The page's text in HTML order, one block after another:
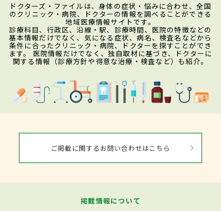
ドクターズ・ファイルは、身体の症状・悩みに合わせ、全国
のクリニック・病院、ドクターの情報を調べることができる
地域医療情報サイトです。
診療科目、行政区、沿線・駅、診療時間、医院の特徴などの
基本情報だけでなく、気になる症状、病名、検査名などから
条件に合ったクリニック・病院、ドクターを探すことができ
ます。 医院情報だけでなく、独自取材に基づき、ドクターに
関する情報（診療方針や得意な治療・検査など）も紹介。
ご掲載に関するお問い合わせはこちら
掲載情報について